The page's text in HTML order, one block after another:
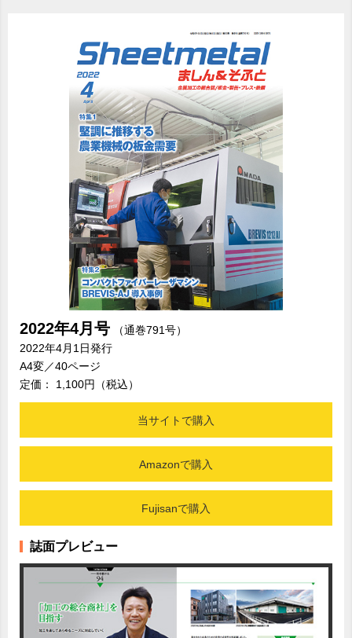
2022年4月号
（通巻791号）
2022年4月1日発行
A4変／40ページ
定価： 1,100円（税込）
当サイトで購入
Amazonで購入
Fujisanで購入
誌面プレビュー